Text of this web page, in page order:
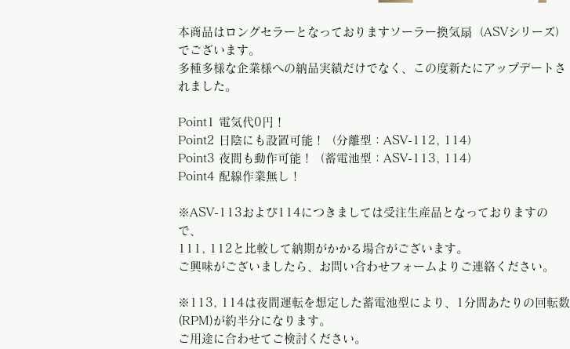
本商品はロングセラーとなっておりますソーラー換気扇（ASVシリーズ）
でございます。
多種多様な企業様への納品実績だけでなく、この度新たにアップデートさ
れました。
Point1 電気代0円！
Point2 日陰にも設置可能！（分離型：ASV-112, 114）
Point3 夜間も動作可能！（蓄電池型：ASV-113, 114）
Point4 配線作業無し！
※ASV-113および114につきましては受注生産品となっておりますの
で、
111, 112と比較して納期がかかる場合がございます。
ご興味がございましたら、お問い合わせフォームよりご連絡ください。
※113, 114は夜間運転を想定した蓄電池型により、1分間あたりの回転数
(RPM)が約半分になります。
ご用途に合わせてご検討ください。